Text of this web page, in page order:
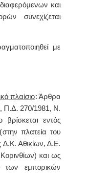
και
συνεχίζεται
με
πλαίσιο: Άρθρα
Π.Δ. 270/1981, Ν.
βρίσκεται εντός
στην πλατεία του
Δ.Κ. Αθικίων, Δ.Ε.
και ως
των εμπορικών